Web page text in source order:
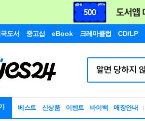
도서 중고샵 eBook 크레마클럽 CD/LP
베스트 신상품 이벤트 바이백 매장안내